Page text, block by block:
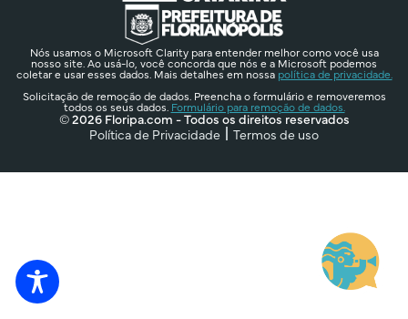
Nós usamos o Microsoft Clarity para entender melhor como você usa
nosso site. Ao usá-lo, você concorda que nós e a Microsoft podemos
coletar e usar esses dados. Mais detalhes em nossa política de privacidade.
Solicitação de remoção de dados. Preencha o formulário e removeremos
todos os seus dados. Formulário para remoção de dados.
© 2026 Floripa.com - Todos os direitos reservados
Política de Privacidade
Termos de uso